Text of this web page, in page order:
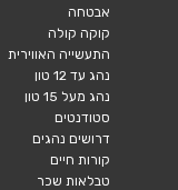
אבטחה
קוקה קולה
התעשייה האווירית
נהג עד 12 טון
נהג מעל 15 טון
סטודנטים
דרושים נהגים
קורות חיים
טבלאות שכר